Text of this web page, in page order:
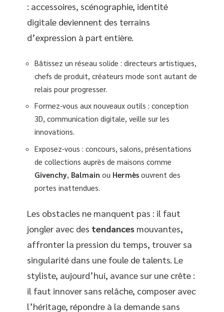
: accessoires, scénographie, identité
digitale deviennent des terrains
d’expression à part entière.
Bâtissez un réseau solide : directeurs artistiques,
chefs de produit, créateurs mode sont autant de
relais pour progresser.
Formez-vous aux nouveaux outils : conception
3D, communication digitale, veille sur les
innovations.
Exposez-vous : concours, salons, présentations
de collections auprès de maisons comme
Givenchy Balmain ou Hermès ouvrent des
portes inattendues.
Les obstacles ne manquent pas : il faut
jongler avec des tendances mouvantes,
affronter la pression du temps, trouver sa
singularité dans une foule de talents. Le
styliste, aujourd’hui, avance sur une crête :
il faut innover sans relâche, composer avec
l’héritage, répondre à la demande sans